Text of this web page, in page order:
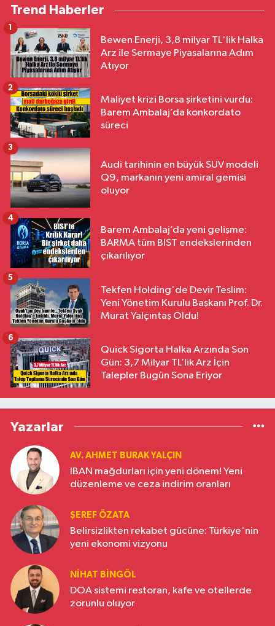
Trend Haberler
Bewen Enerji, 3,8 milyar TL'lik Halka
Arz ile Sermaye Piyasalarına Adım
Atıyor
1
Maliyet krizi Borsa şirketini vurdu:
Barem Ambalaj’da konkordato
süreci
2
Audi tarihinin en büyük SUV modeli
Q9, markanın yeni amiral gemisi
oluyor
3
Barem Ambalaj’da yeni gelişme:
BARMA tüm BIST endekslerinden
çıkarılıyor
4
Tekfen Holding'de Devir Teslim:
Yeni Yönetim Kurulu Başkanı Prof. Dr.
Murat Yalçıntaş Oldu!
5
Quick Sigorta Halka Arzında Son
Gün: 3,7 Milyar TL’lik Arz İçin
Talepler Bugün Sona Eriyor
6
Yazarlar
AV. AHMET BURAK YALÇIN
IBAN mağdurları için yeni dönem! Yeni
düzenleme ve ceza indirim oranları
ŞEREF ÖZATA
Belirsizlikten rekabet gücüne: Türkiye'nin
yeni ekonomi vizyonu
NIHAT BINGÖL
DOA sistemi restoran, kafe ve otellerde
zorunlu oluyor